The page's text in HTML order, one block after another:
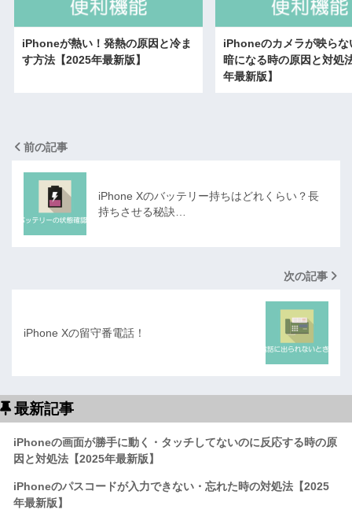
iPhoneが熱い！発熱の原因と冷ま
す方法【2025年最新版】
iPhoneのカメラが映らな
暗になる時の原因と対処
年最新版】
前の記事
iPhone Xのバッテリー持ちはどれくらい？長
持ちさせる秘訣…
次の記事
iPhone Xの留守番電話！
最新記事
iPhoneの画面が勝手に動く・タッチしてないのに反応する時の原
因と対処法【2025年最新版】
iPhoneのパスコードが入力できない・忘れた時の対処法【2025
年最新版】